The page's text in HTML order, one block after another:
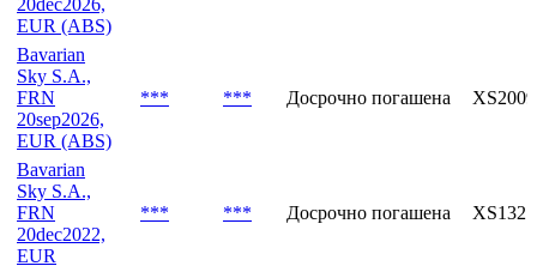
EUR (ABS)
Bavarian
Sky S.A.,
FRN
20sep2026,
EUR (ABS)
*** *** Досрочно погашена
Bavarian
Sky S.A.,
FRN
20dec2022,
EUR
*** *** Досрочно погашена